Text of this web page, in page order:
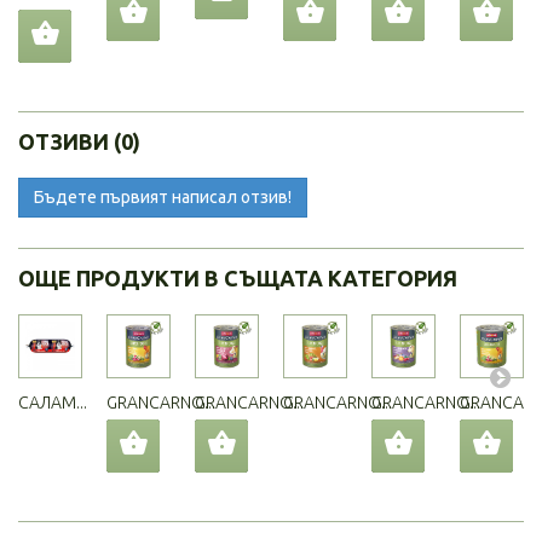
ОТЗИВИ (0)
Бъдете първият написал отзив!
ОЩЕ ПРОДУКТИ В СЪЩАТА КАТЕГОРИЯ
САЛАМ... GRANCARNO...GRANCARNO...GRANCARNO...GRANCARNO...